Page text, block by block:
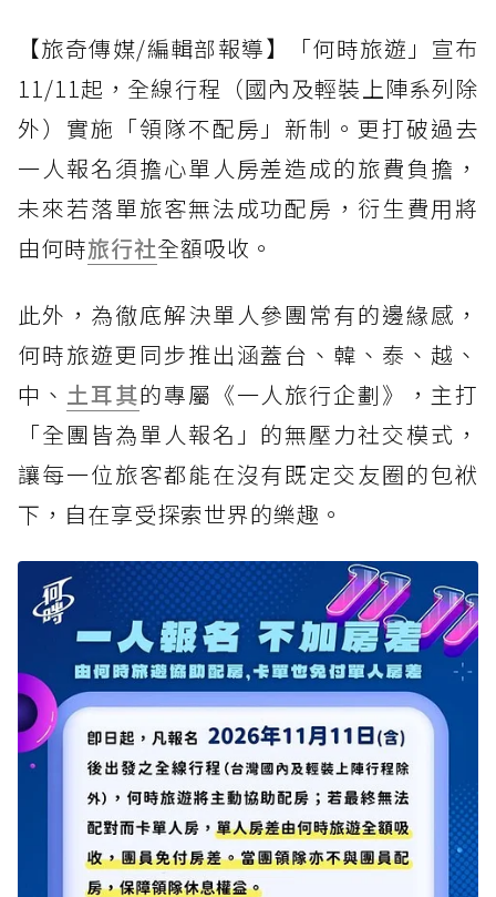
【旅奇傳媒/編輯部報導】「何時旅遊」宣布
11/11起，全線行程（國內及輕裝上陣系列除
外）實施「領隊不配房」新制。更打破過去
一人報名須擔心單人房差造成的旅費負擔，
未來若落單旅客無法成功配房，衍生費用將
由何時旅行社全額吸收。
此外，為徹底解決單人參團常有的邊緣感，
何時旅遊更同步推出涵蓋台、韓、泰、越、
中、 土耳其的專屬《一人旅行企劃》，主打
「全團皆為單人報名」的無壓力社交模式，
讓每一位旅客都能在沒有既定交友圈的包袱
下，自在享受探索世界的樂趣。